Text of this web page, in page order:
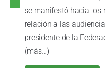
se manifestó hacia los
relación a las
presidente de la
(más…)